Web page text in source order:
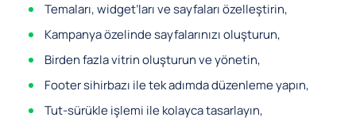
Temaları, widget’ları ve sayfaları özelleştirin,
Kampanya özelinde sayfalarınızı oluşturun,
Birden fazla vitrin oluşturun ve yönetin,
Footer sihirbazı ile tek adımda düzenleme yapın,
Tut-sürükle işlemi ile kolayca tasarlayın,